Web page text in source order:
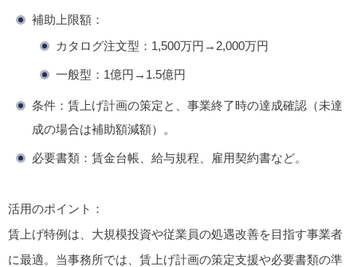
補助上限額 ：
カタログ注文型：1,500万円→2,000万円
一般型：1億円→1.5億円
条件 ：賃上げ計画の策定と、事業終了時の達成確認（未達
成の場合は補助額減額）。
必要書類 ：賃金台帳、給与規程、雇用契約書など。
活用のポイント ：
賃上げ特例は、大規模投資や従業員の処遇改善を目指す事業者
に最適。当事務所では、賃上げ計画の策定支援や必要書類の準